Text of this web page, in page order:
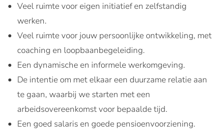
Veel ruimte voor eigen initiatief en zelfstandig
werken.
Veel ruimte voor jouw persoonlijke ontwikkeling, met
coaching en loopbaanbegeleiding.
Een dynamische en informele werkomgeving.
De intentie om met elkaar een duurzame relatie aan
te gaan, waarbij we starten met een
arbeidsovereenkomst voor bepaalde tijd.
Een goed salaris en goede pensioenvoorziening.